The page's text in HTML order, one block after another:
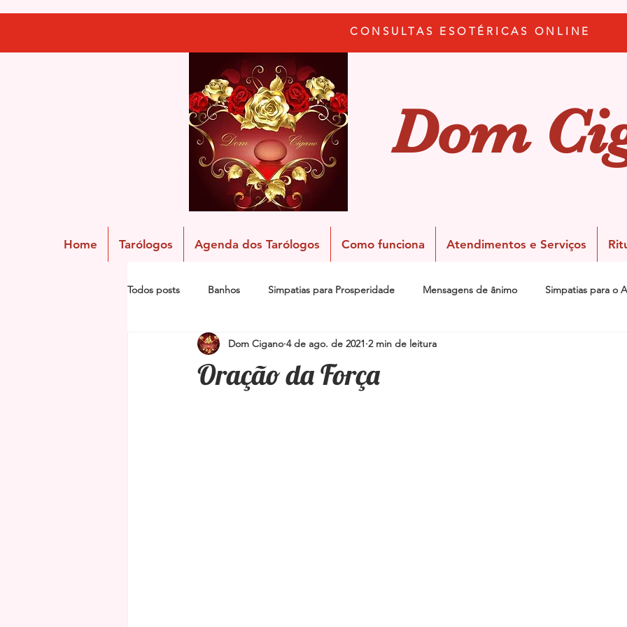
CONSULTAS ESOTÉRICAS ONLINE
Dom
Home Tarólogos Agenda dos Tarólogos Como funciona Atendimentos e Serviços
Todos posts Banhos Simpatias para Prosperidade Mensagens de ânimo Simpatias para o
Simpatias para proteção e limpeza Simpatias para a família
Oração da Força
Dom Cigano 4 de ago. de 2021 2 min de leitura